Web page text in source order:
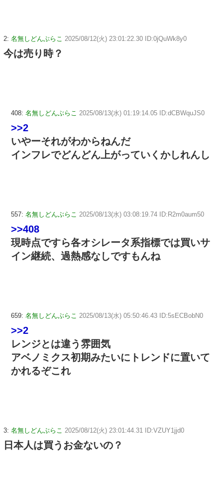
2: 名無しどんぶらこ 2025/08/12(火) 23:01:22.30 ID:0jQuWk8y0
今は売り時？
408: 名無しどんぶらこ 2025/08/13(水) 01:19:14.05 ID:dCBWquJS0
>>2
いやーそれがわからねんだ
インフレでどんどん上がっていくかしれんし
557: 名無しどんぶらこ 2025/08/13(水) 03:08:19.74 ID:R2m0aum50
>>408
現時点ですら各オシレータ系指標では買いサ
イン継続、過熱感なしですもんね
659: 名無しどんぶらこ 2025/08/13(水) 05:50:46.43 ID:5sECBobN0
>>2
レンジとは違う雰囲気
アベノミクス初期みたいにトレンドに置いて
かれるぞこれ
3: 名無しどんぶらこ 2025/08/12(火) 23:01:44.31 ID:VZUY1jjd0
日本人は買うお金ないの？